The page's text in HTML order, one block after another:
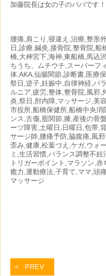
加藤院長は女の子のパパです！
腰痛,肩こり,寝違え,治療,整形
日,診療,鍼灸,接骨院,整骨院,船
橋,大神宮下,海神,東船橋,馬込
ちうち、ムチウチ,スーパーフ
体,AKA,仙腸関節,診断書,医療
祭日,逆子,妊娠中,自律神経,バ
ルニア,疲労,整体,整骨院,風邪,
炎,祭日,肘内障,マッサージ,美
市役所,船橋保健所,船橋中央
ンス,古傷,股関節,膝,産後の骨
ーツ障害,土曜日,日曜日,包帯,
サージ師,腰痛予防,脇腹痛,風
歪み,健康,松葉づえ,ケガ,ウォ
ミ,生活習慣,バランス調整不妊
トリガーポイント,マラソン,
癒力,運動療法,子育て,ママ,頭
マッサージ
PREV